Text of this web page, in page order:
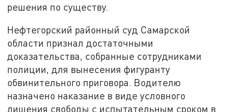
решения по существу.
Нефтегорский районный суд Самарской
области признал достаточными
доказательства, собранные сотрудниками
полиции, для вынесения фигуранту
обвинительного приговора. Водителю
назначено наказание в виде условного
лишения свободы с испытательным сроком в